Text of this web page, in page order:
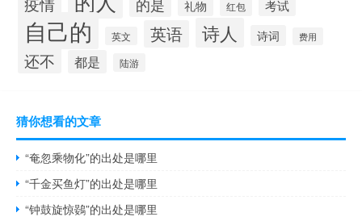
的是 礼物 红包 考试
自己的 英文 英语 诗人 诗词 费用
还不 都是 陆游
猜你想看的文章
“奄忽乘物化”的出处是哪里
“千金买鱼灯”的出处是哪里
“钟鼓旋惊鷃”的出处是哪里